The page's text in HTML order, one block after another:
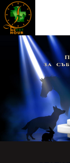
ГОСТИ
ЕКИП
THE
БЛОГ